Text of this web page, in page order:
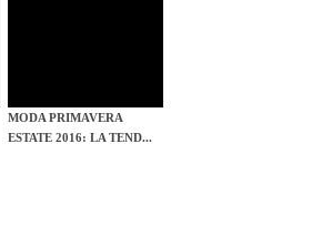
MODA PRIMAVERA
ESTATE 2016: LA TEND...